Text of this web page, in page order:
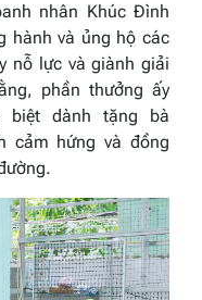
nhân Khúc Đình
hành và ủng hộ các
nỗ lực và giành giải
phần thưởng ấy
biệt dành tặng bà
cảm hứng và đồng